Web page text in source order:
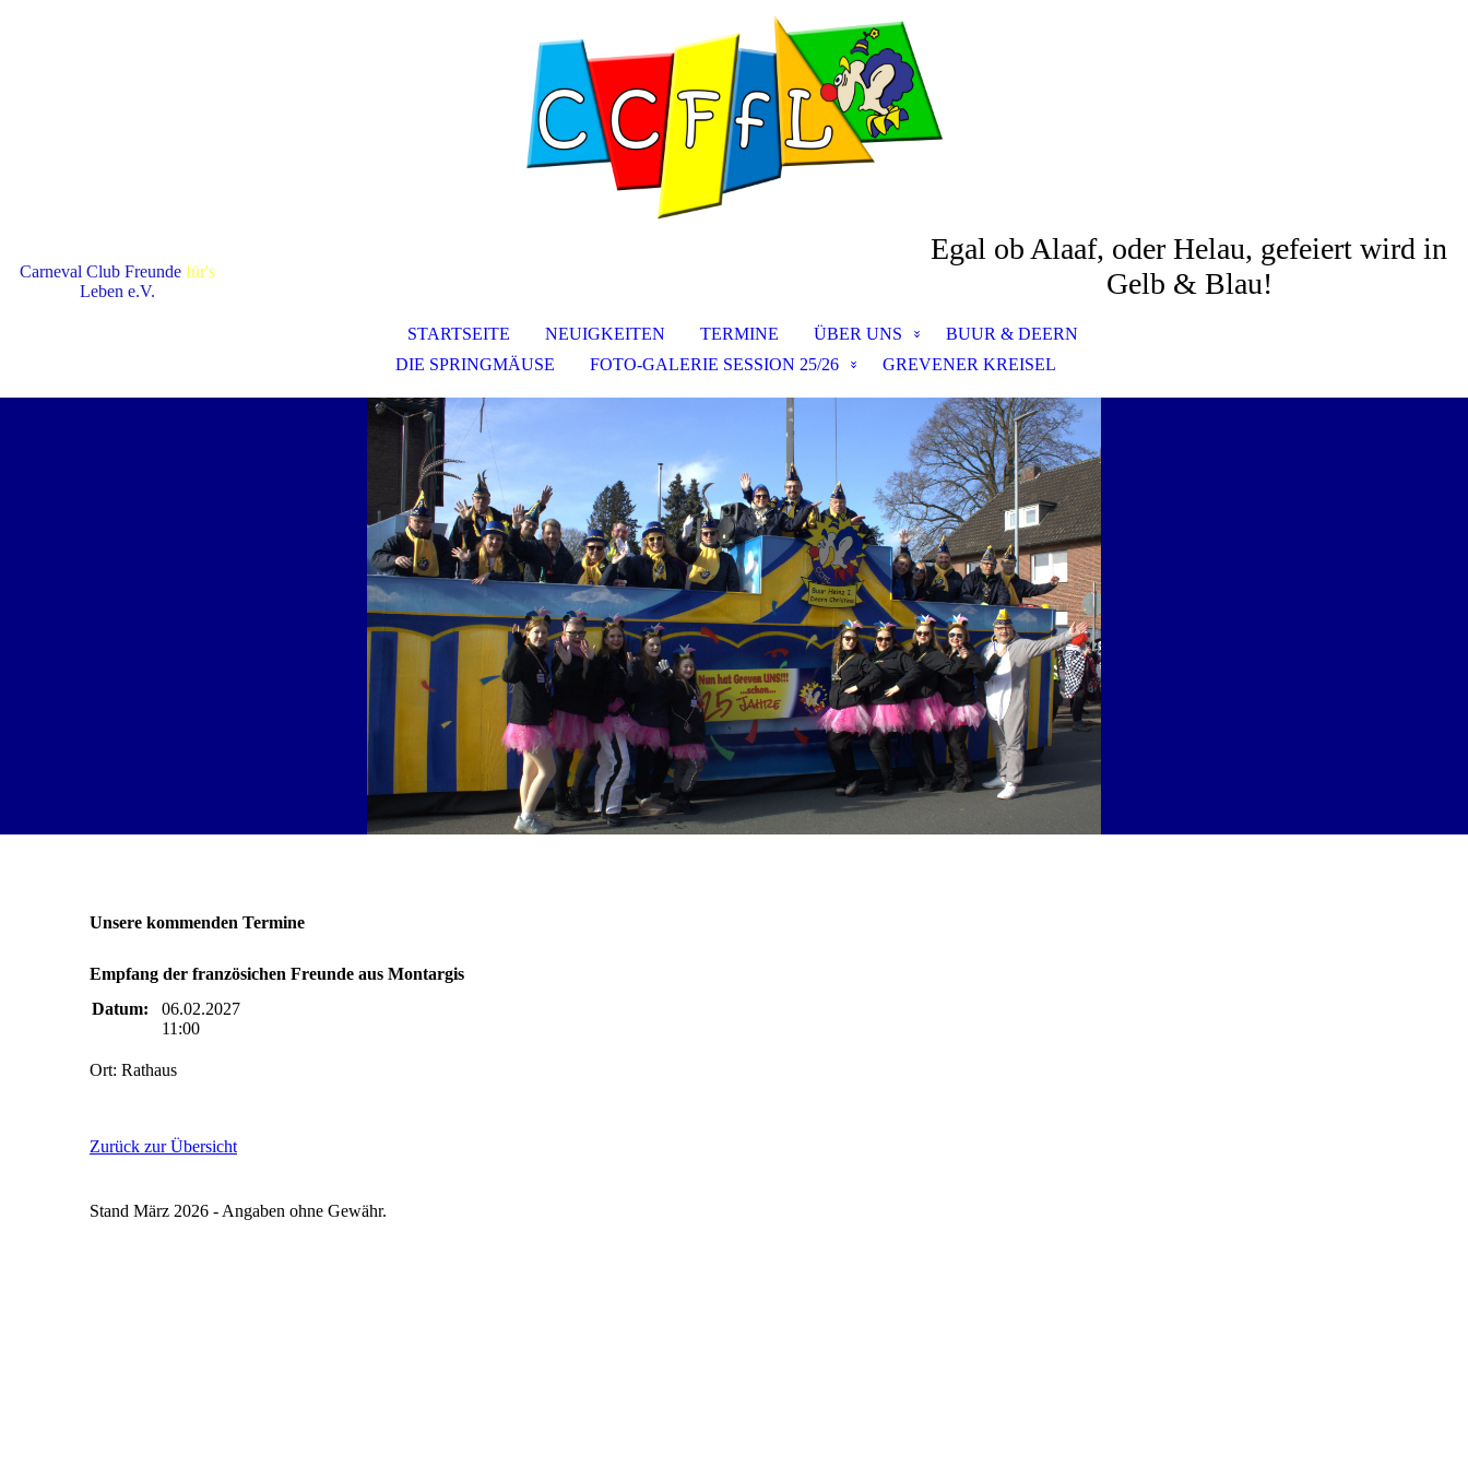
Carneval Club Freunde für's
Leben e.V.
Egal ob Alaaf, oder Helau, gefeiert wird in
Gelb & Blau!
STARTSEITE NEUIGKEITEN TERMINE ÜBER UNS
BUUR & DEERN
DIE SPRINGMÄUSE
FOTO-GALERIE SESSION 25/26 GREVENER KREISEL
Unsere kommenden Termine
Empfang der französichen Freunde aus Montargis
Datum:
06.02.2027
11:00
Ort: Rathaus
Zurück zur Übersicht
Stand März 2026 - Angaben ohne Gewähr.